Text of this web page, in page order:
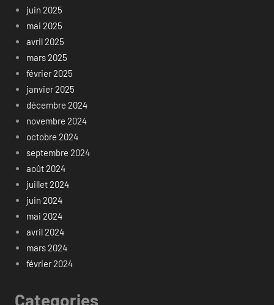
juin 2025
mai 2025
avril 2025
mars 2025
février 2025
janvier 2025
décembre 2024
novembre 2024
octobre 2024
septembre 2024
août 2024
juillet 2024
juin 2024
mai 2024
avril 2024
mars 2024
février 2024
Categories